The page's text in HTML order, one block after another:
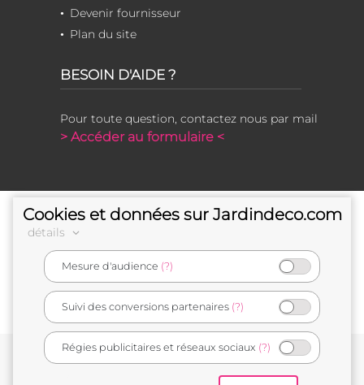
Devenir fournisseur
Plan du site
BESOIN D'AIDE ?
Pour toute question, contactez nous par mail
> Accéder au formulaire <
e-commerçant français
Cookies et données sur Jardindeco.com
détails
Mesure d'audience (?)
Suivi des conversions partenaires (?)
Régies publicitaires et réseaux sociaux (?)